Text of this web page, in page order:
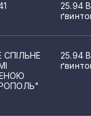
25.94
25.94